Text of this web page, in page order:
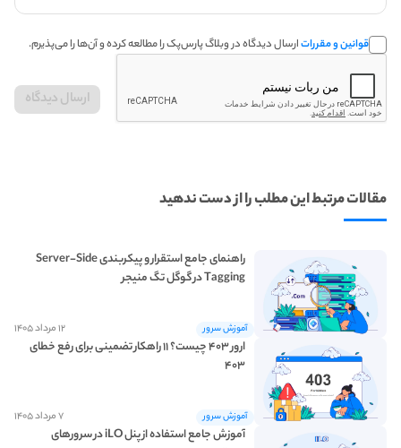
قوانین و مقرراتارسال دیدگاه در وبلاگ پارس‌پک را مطالعه کرده و آن‌ها را می‌پذیرم.
مقالات مرتبط این مطلب را از دست ندهید
آموزش سرور ۱۲ مرداد ۱۴۰۵
راهنمای جامع استقرار و پیکربندی Server-Side
Tagging در گوگل تگ منیجر
آموزش سرور ۷ مرداد ۱۴۰۵
ارور ۴۰۳ چیست؟ ۱۱ راهکار تضمینی برای رفع خطای
۴۰۳
آموزش جامع استفاده از پنل iLO در سرورهای